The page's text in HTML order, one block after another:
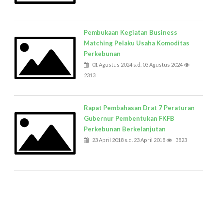
Pembukaan Kegiatan Business
Matching Pelaku Usaha Komoditas
Perkebunan
01 Agustus 2024 s.d. 03 Agustus 2024
2313
Rapat Pembahasan Drat 7 Peraturan
Gubernur Pembentukan FKFB
Perkebunan Berkelanjutan
23 April 2018 s.d. 23 April 2018 3823